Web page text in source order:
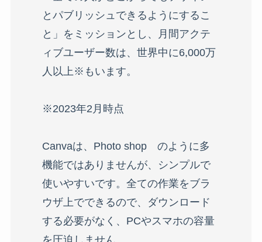
とパブリッシュできるようにするこ
と」をミッションとし、月間アクテ
ィブユーザー数は、世界中に6,000万
人以上※もいます。
※2023年2月時点
Canvaは、Photo shop のように多
機能ではありませんが、シンプルで
使いやすいです。全ての作業をブラ
ウザ上でできるので、ダウンロード
する必要がなく、PCやスマホの容量